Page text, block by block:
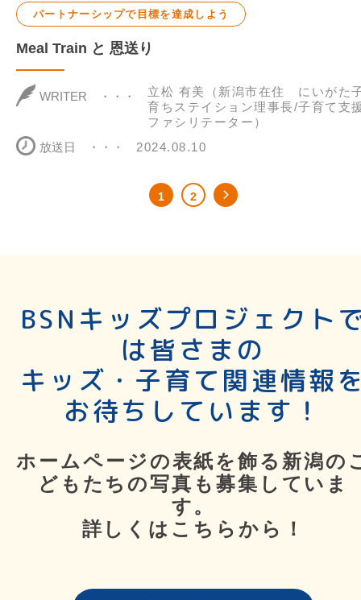
パートナーシップで目標を達成しよう
Meal Train と 恩送り
WRITER
立松 有美（新潟市在住 にいがた
育ちステイション理事長/子育て支
ファシリテーター）
放送日
2024.08.10
1 2
BSNキッズプロジェクト
は皆さまの
キッズ・子育て関連情報
お待ちしています！
ホームページの表紙を飾る新潟の
どもたちの写真も募集していま
す。
詳しくはこちらから！